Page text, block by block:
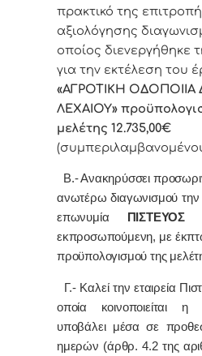
πρακτικό της
αξιολόγησης
οποίος διενεργήθηκε
για την εκτέλεση του
«ΑΓΡΟΤΙΚΗ ΟΔΟΠΟΙΙΑ
ΛΕΧΑΙΟΥ»
μελέτης 12.735,00€
Β.- Ανακηρύσσει
ανωτέρω διαγωνισμού την
επωνυμία
ΠΙΣΤΕΥΟΣ
εκπροσωπούμενη, με
προϋπολογισμού της
Γ.- Καλεί την εταιρεία
οποία κοινοποιείται
υποβάλει μέσα σε
ημερών (άρθρ. 4.2 της